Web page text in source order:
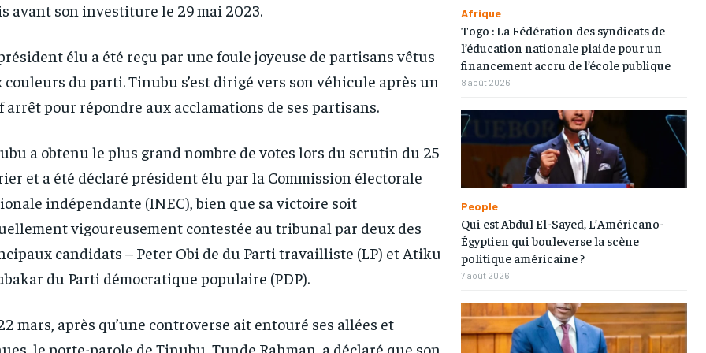
1-YEAR
/ year
Pay now and you get access to exclusive
1-MONTH
By agreeing to this tier, you are billed
every month after the first one until you
opt out of the monthly subscription.
1-YEAR
/ year
Pay now and you get access to exclusive
1-MONTH
By agreeing to this tier, you are billed
every month after the first one until you
opt out of the monthly subscription.
avant son investiture le 29 mai 2023.
élu a été reçu par une foule joyeuse de partisans vêtus
couleurs du parti. Tinubu s’est dirigé vers son véhicule après un
arrêt pour répondre aux acclamations de ses partisans.
a obtenu le plus grand nombre de votes lors du scrutin du 25
et a été déclaré président élu par la Commission électorale
indépendante (INEC), bien que sa victoire soit
vigoureusement contestée au tribunal par deux des
candidats – Peter Obi de du Parti travailliste (LP) et Atiku
du Parti démocratique populaire (PDP).
mars, après qu’une controverse ait entouré ses allées et
le porte-parole de Tinubu, Tunde Rahman, a déclaré que son
Afrique
Togo : La Fédération des syndicats de
l’éducation nationale plaide pour un
financement accru de l’école publique
8 août 2026
People
Qui est Abdul El-Sayed, L’Américano-
Égyptien qui bouleverse la scène
politique américaine ?
7 août 2026